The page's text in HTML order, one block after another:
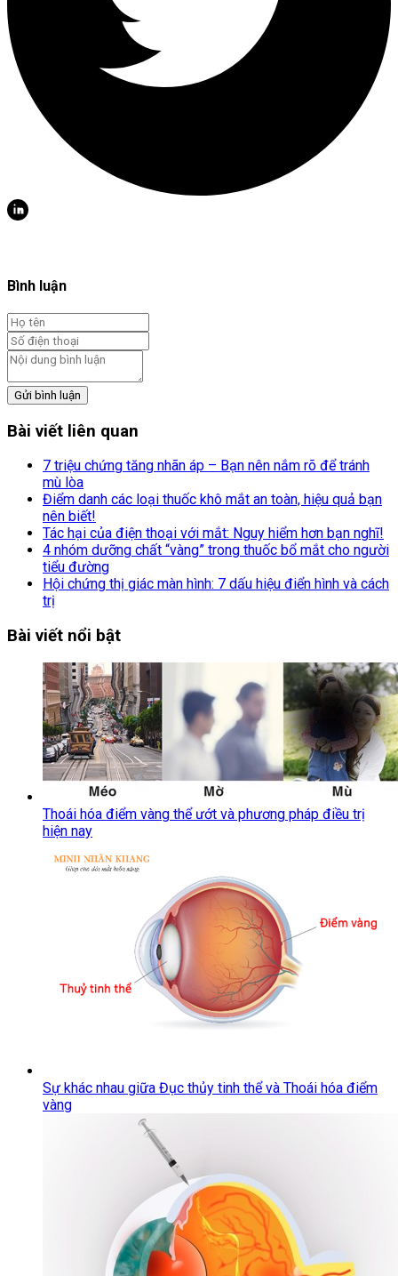
Bình luận
Gửi bình luận
Bài viết liên quan
7 triệu chứng tăng nhãn áp – Bạn nên nắm rõ để tránh
mù lòa
Điểm danh các loại thuốc khô mắt an toàn, hiệu quả bạn
nên biết!
Tác hại của điện thoại với mắt: Nguy hiểm hơn bạn nghĩ!
4 nhóm dưỡng chất “vàng” trong thuốc bổ mắt cho người
tiểu đường
Hội chứng thị giác màn hình: 7 dấu hiệu điển hình và cách
trị
Bài viết nổi bật
Thoái hóa điểm vàng thể ướt và phương pháp điều trị
hiện nay
Sự khác nhau giữa Đục thủy tinh thể và Thoái hóa điểm
vàng